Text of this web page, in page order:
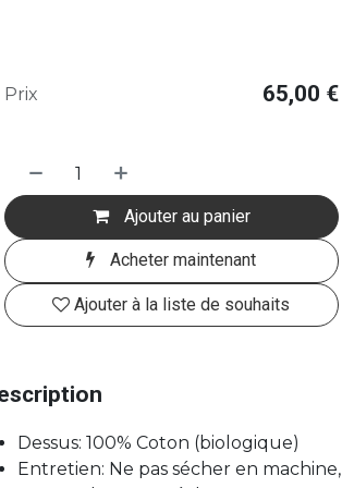
Ajouter au panier
Acheter maintenant
Ajouter à la liste de souhaits
Prix 65,00 €
Dessus: 100% Coton (biologique)
Entretien: Ne pas sécher en machine,